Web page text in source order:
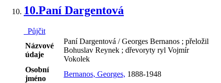
10.Paní Dargentová
Půjčit
Názvové
údaje
Paní Dargentová / Georges Bernanos ; přeložil
Bohuslav Reynek ; dřevoryty ryl Vojmír
Vokolek
Osobní
jméno
Bernanos, Georges, 1888-1948